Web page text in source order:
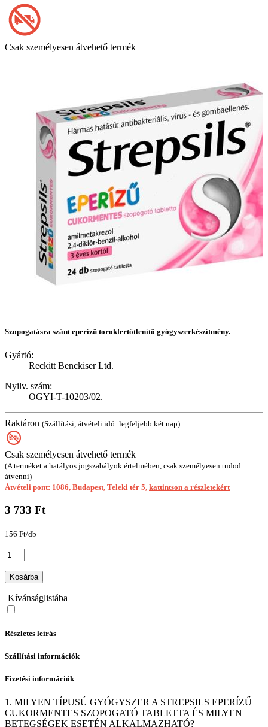
Csak személyesen átvehető termék
Szopogatásra szánt eperízű torokfertőtlenítő gyógyszerkészítmény.
Gyártó:
Reckitt Benckiser Ltd.
Nyilv. szám:
OGYI-T-10203/02.
Raktáron (Szállítási, átvételi idő: legfeljebb két nap)
Csak személyesen átvehető termék
(A terméket a hatályos jogszabályok értelmében, csak személyesen tudod
átvenni)
Átvételi pont: 1086, Budapest, Teleki tér 5, kattintson a részletekért
3 733 Ft
156 Ft/db
Kosárba
Kívánságlistába
Részletes leírás
Szállítási információk
Fizetési információk
1. MILYEN TÍPUSÚ GYÓGYSZER A STREPSILS EPERÍZŰ
CUKORMENTES SZOPOGATÓ TABLETTA ÉS MILYEN
BETEGSÉGEK ESETÉN ALKALMAZHATÓ?